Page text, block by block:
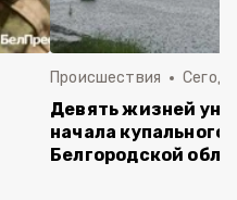
Происшествия
Девять жизней
начала купального
Белгородской